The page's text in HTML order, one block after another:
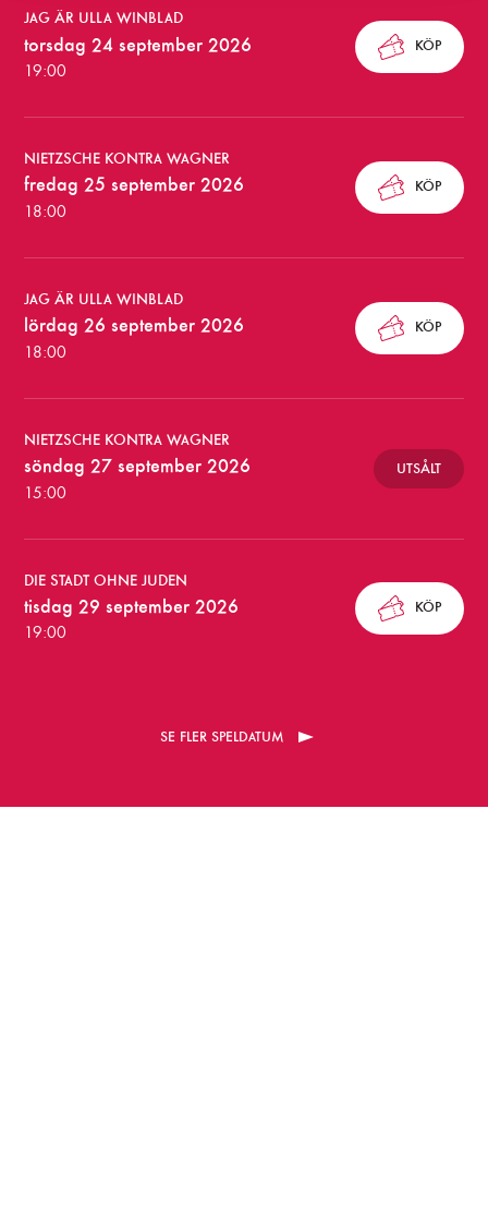
a
n
e
f
ö
r
e
s
t
ä
l
l
n
g
JAG ÄR ULLA WINBLAD
torsdag 24 september 2026
19:00
KÖP
NIETZSCHE KONTRA WAGNER
fredag 25 september 2026
18:00
KÖP
JAG ÄR ULLA WINBLAD
lördag 26 september 2026
18:00
KÖP
NIETZSCHE KONTRA WAGNER
söndag 27 september 2026
15:00
UTSÅLT
DIE STADT OHNE JUDEN
tisdag 29 september 2026
19:00
KÖP
SE FLER SPELDATUM